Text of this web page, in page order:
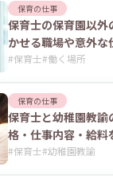
保育の仕事
保育士の保育園以外
かせる職場や意外な
#保育士#働く場所
保育の仕事
保育士と幼稚園教諭
格・仕事内容・給料
#保育士#幼稚園教諭